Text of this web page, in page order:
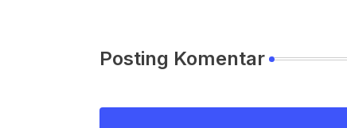
Posting Komentar